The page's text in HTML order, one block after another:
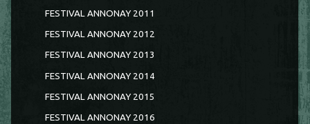
FESTIVAL ANNONAY 2011
FESTIVAL ANNONAY 2012
FESTIVAL ANNONAY 2013
FESTIVAL ANNONAY 2014
FESTIVAL ANNONAY 2015
FESTIVAL ANNONAY 2016